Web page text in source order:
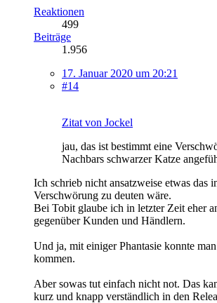
Reaktionen
499
Beiträge
1.956
17. Januar 2020 um 20:21
#14
Zitat von Jockel
jau, das ist bestimmt eine
Nachbars schwarzer Katze
Ich schrieb nicht ansatzweise etwas das
Verschwörung zu deuten wäre.
Bei Tobit glaube ich in letzter Zeit eher
gegenüber Kunden und Händlern.
Und ja, mit einiger Phantasie konnte
kommen.
Aber sowas tut einfach nicht not. Das
kurz und knapp verständlich in den